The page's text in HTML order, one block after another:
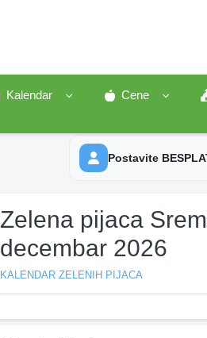
Kalendar Cene
Postavite
Zelena pijaca
decembar 2026
KALENDAR ZELENIH PIJACA